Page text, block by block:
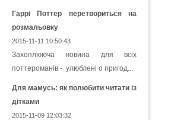
Гаррі Поттер перетвориться на
розмальовку
2015-11-11 10:50:43
Захоплююча новина для всіх
поттероманів - улюблені о пригод...
Для мамусь: як полюбити читати із
дітками
2015-11-09 12:03:32